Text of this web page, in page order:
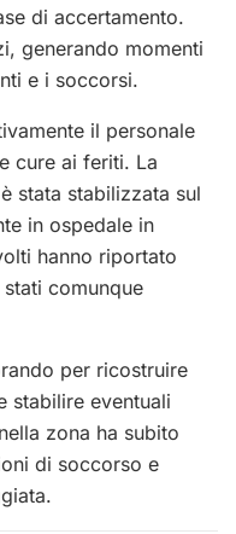
di accertamento.
generando momenti
e i soccorsi.
il personale
cure ai feriti. La
stata stabilizzata sul
in ospedale in
hanno riportato
comunque
per ricostruire
stabilire eventuali
zona ha subito
di soccorso e